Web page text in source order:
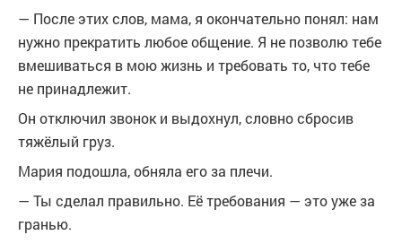
— После этих слов, мама, я окончательно понял: нам
нужно прекратить любое общение. Я не позволю тебе
вмешиваться в мою жизнь и требовать то, что тебе
не принадлежит.
Он отключил звонок и выдохнул, словно сбросив
тяжёлый груз.
Мария подошла, обняла его за плечи.
— Ты сделал правильно. Её требования — это уже за
гранью.